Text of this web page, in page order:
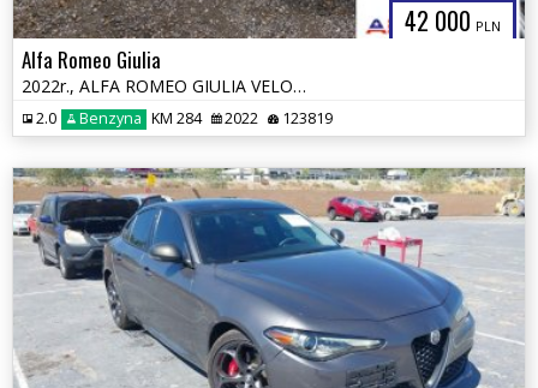
42 000 PLN
Alfa Romeo Giulia
2022r., ALFA ROMEO GIULIA VELOCE TI RWD, 2L, od ubezpieczalni
2.0 Benzyna KM 284 2022 123819